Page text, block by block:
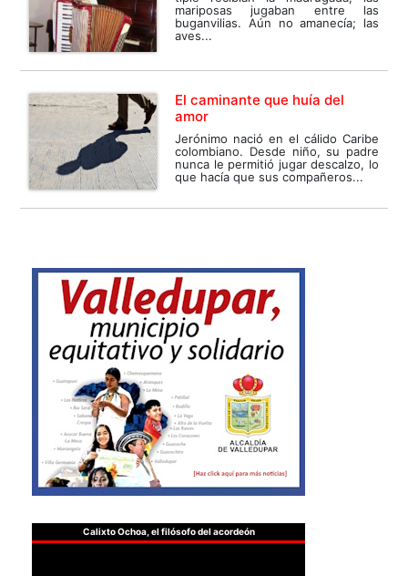
mariposas jugaban entre las
buganvilias. Aún no amanecía; las
aves...
El caminante que huía del
amor
Jerónimo nació en el cálido Caribe
colombiano. Desde niño, su padre
nunca le permitió jugar descalzo, lo
que hacía que sus compañeros...
Calixto Ochoa, el filósofo del acordeón